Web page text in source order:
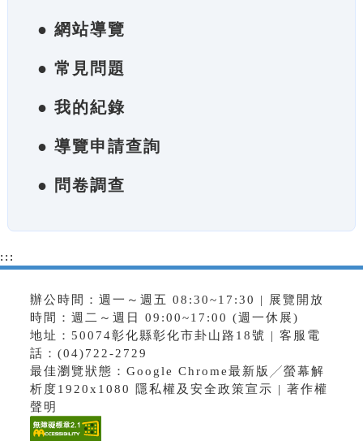
● 網站導覽
● 常見問題
● 我的紀錄
● 導覽申請查詢
● 問卷調查
:::
辦公時間：週一～週五 08:30~17:30 | 展覽開放
時間：週二～週日 09:00~17:00 (週一休展)
地址：50074彰化縣彰化市卦山路18號 | 客服電
話：(04)722-2729
最佳瀏覽狀態：Google Chrome最新版╱螢幕解
析度1920x1080 隱私權及安全政策宣示 |著作權
聲明